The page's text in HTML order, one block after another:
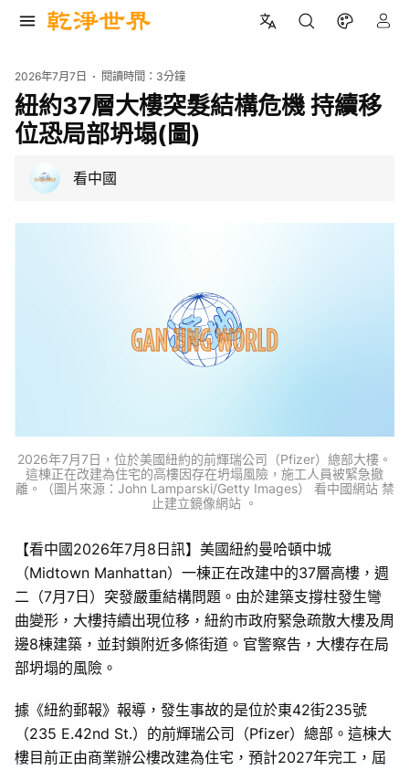
2026年7月7日 閱讀時間： 3分鐘
紐約37層大樓突髮結構危機 持續移
位恐局部坍塌(圖)
看中國
2026年7月7日，位於美國紐約的前輝瑞公司（Pfizer）總部大樓。
這棟正在改建為住宅的高樓因存在坍塌風險，施工人員被緊急撤
離。（圖片來源：John Lamparski/Getty Images） 看中國網站 禁
止建立鏡像網站 。
【看中國2026年7月8日訊】美國紐約曼哈頓中城
（Midtown Manhattan）一棟正在改建中的37層高樓，週
二（7月7日）突發嚴重結構問題。由於建築支撐柱發生彎
曲變形，大樓持續出現位移，紐約市政府緊急疏散大樓及周
邊8棟建築，並封鎖附近多條街道。官警察告，大樓存在局
部坍塌的風險。
據《紐約郵報》報導，發生事故的是位於東42街235號
（235 E.42nd St.）的前輝瑞公司（Pfizer）總部。這棟大
樓目前正由商業辦公樓改建為住宅，預計2027年完工，屆